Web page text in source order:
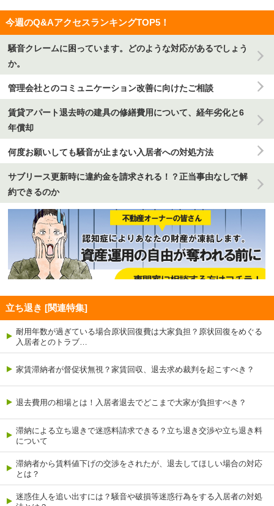
今週のQ&AアクセスランキングTOP5！
騒音クレームに困っています。どのような対応があるでしょう
か。
管理会社とのコミュニケーション改善に向けたご相談
賃貸アパート退去時の建具の修繕費用について、経年劣化と6
年償却
何度お願いしても騒音が止まない入居者への対処方法
サブリース更新時に違約金を請求される！？正当事由なしで解
約できるのか
立ち退き [関連特集]
耐用年数が過ぎている場合原状回復費は大家負担？原状回復をめぐる
入居者とのトラブ…
家賃滞納者が督促状無視？家賃回収、退去求め裁判を起こすべき？
退去費用の相場とは！入居者退去でどこまで大家が負担すべき？
滞納による立ち退きで迷惑料請求できる？立ち退き交渉や立ち退き料
について
滞納者から賃料値下げの交渉をされたが、退去してほしい場合の対応
とは？
迷惑住人を追い出すには？騒音や破損等迷惑行為をする入居者の対処